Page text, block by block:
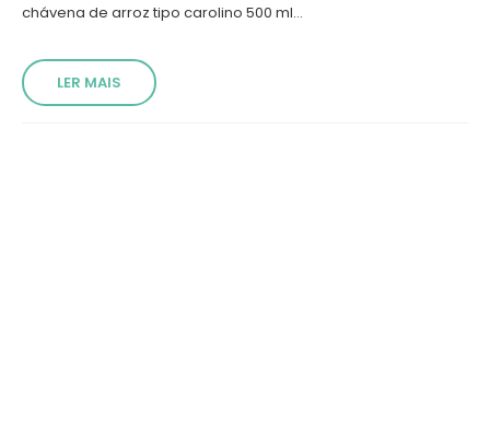
chávena de arroz tipo carolino 500 ml...
LER MAIS